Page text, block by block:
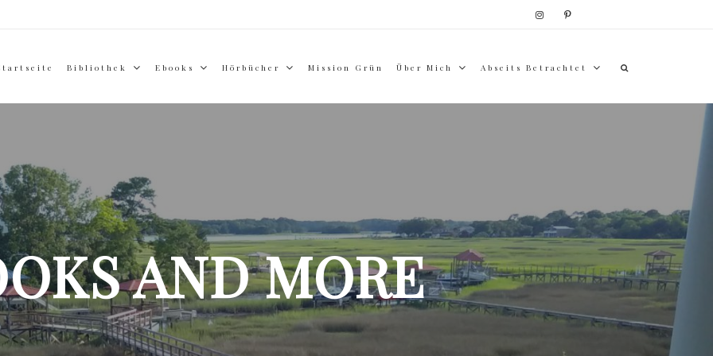
Bibliothek Ebooks Hörbücher Mission Grün Über Mich Abseits Betrachtet
AND MORE